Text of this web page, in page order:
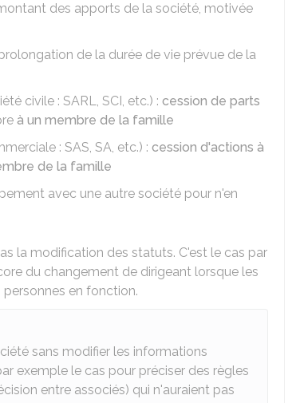
des apports de la société, motivée
de la durée de vie prévue de la
civile : SARL, SCI, etc.) : cession de parts
à un membre de la famille
: SAS, SA, etc.) : cession d'actions à
de la famille
avec une autre société pour n'en
la modification des statuts. C'est le cas par
du changement de dirigeant lorsque les
en fonction.
sans modifier les informations
exemple le cas pour préciser des règles
entre associés) qui n'auraient pas